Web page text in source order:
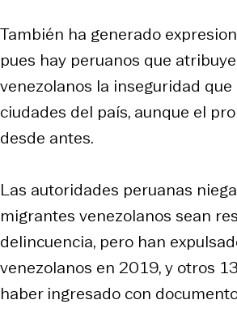
También ha generado
pues hay peruanos que
venezolanos la inseguridad
ciudades del país, aunque el
desde antes.
Las autoridades peruanas
migrantes venezolanos sean
delincuencia, pero han
venezolanos en 2019, y otros
haber ingresado con